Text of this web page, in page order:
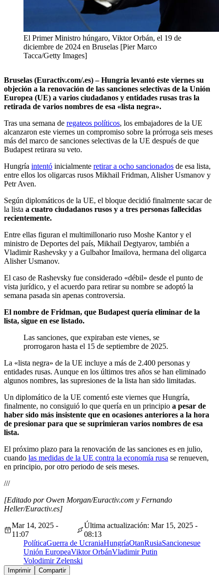
El Primer Ministro húngaro, Viktor Orbán, el 19 de
diciembre de 2024 en Bruselas [Pier Marco
Tacca/Getty Images]
Bruselas (Euractiv.com/.es) – Hungría levantó este viernes su
objeción a la renovación de las sanciones selectivas de la Unión
Europea (UE) a varios ciudadanos y entidades rusas tras la
retirada de varios nombres de esa «lista negra».
Tras una semana de regateos políticos, los embajadores de la UE
alcanzaron este viernes un compromiso sobre la prórroga seis meses
más del marco de sanciones selectivas de la UE después de que
Budapest retirara su veto.
Hungría intentó inicialmente retirar a ocho sancionados de esa lista,
entre ellos los oligarcas rusos Mikhail Fridman, Alisher Usmanov y
Petr Aven.
Según diplomáticos de la UE, el bloque decidió finalmente sacar de
la lista a cuatro ciudadanos rusos y a tres personas fallecidas
recientemente.
Entre ellas figuran el multimillonario ruso Moshe Kantor y el
ministro de Deportes del país, Mikhail Degtyarov, también a
Vladimir Rashevsky y a Gulbahor Imailova, hermana del oligarca
Alisher Usmanov.
El caso de Rashevsky fue considerado «débil» desde el punto de
vista jurídico, y el acuerdo para retirar su nombre se adoptó la
semana pasada sin apenas controversia.
El nombre de Fridman, que Budapest quería eliminar de la
lista, sigue en ese listado.
Las sanciones, que expiraban este vienes, se
prorrogaron hasta el 15 de septiembre de 2025.
La «lista negra» de la UE incluye a más de 2.400 personas y
entidades rusas. Aunque en los últimos tres años se han eliminado
algunos nombres, las supresiones de la lista han sido limitadas.
Un diplomático de la UE comentó este viernes que Hungría,
finalmente, no consiguió lo que quería en un principio a pesar de
haber sido más insistente que en ocasiones anteriores a la hora
de presionar para que se suprimieran varios nombres de esa
lista.
El próximo plazo para la renovación de las sanciones es en julio,
cuando las medidas de la UE contra la economía rusa se renueven,
en principio, por otro periodo de seis meses.
///
[Editado por Owen Morgan/Euractiv.com y Fernando
Heller/Euractiv.es]
Mar 14, 2025 -
11:07
Última actualización: Mar 15, 2025 -
08:13
PolíticaGuerra de UcraniaHungríaOtanRusiaSancionesue
Unión EuropeaViktor OrbánVladimir Putin
Volodimir Zelenski
Imprimir Compartir